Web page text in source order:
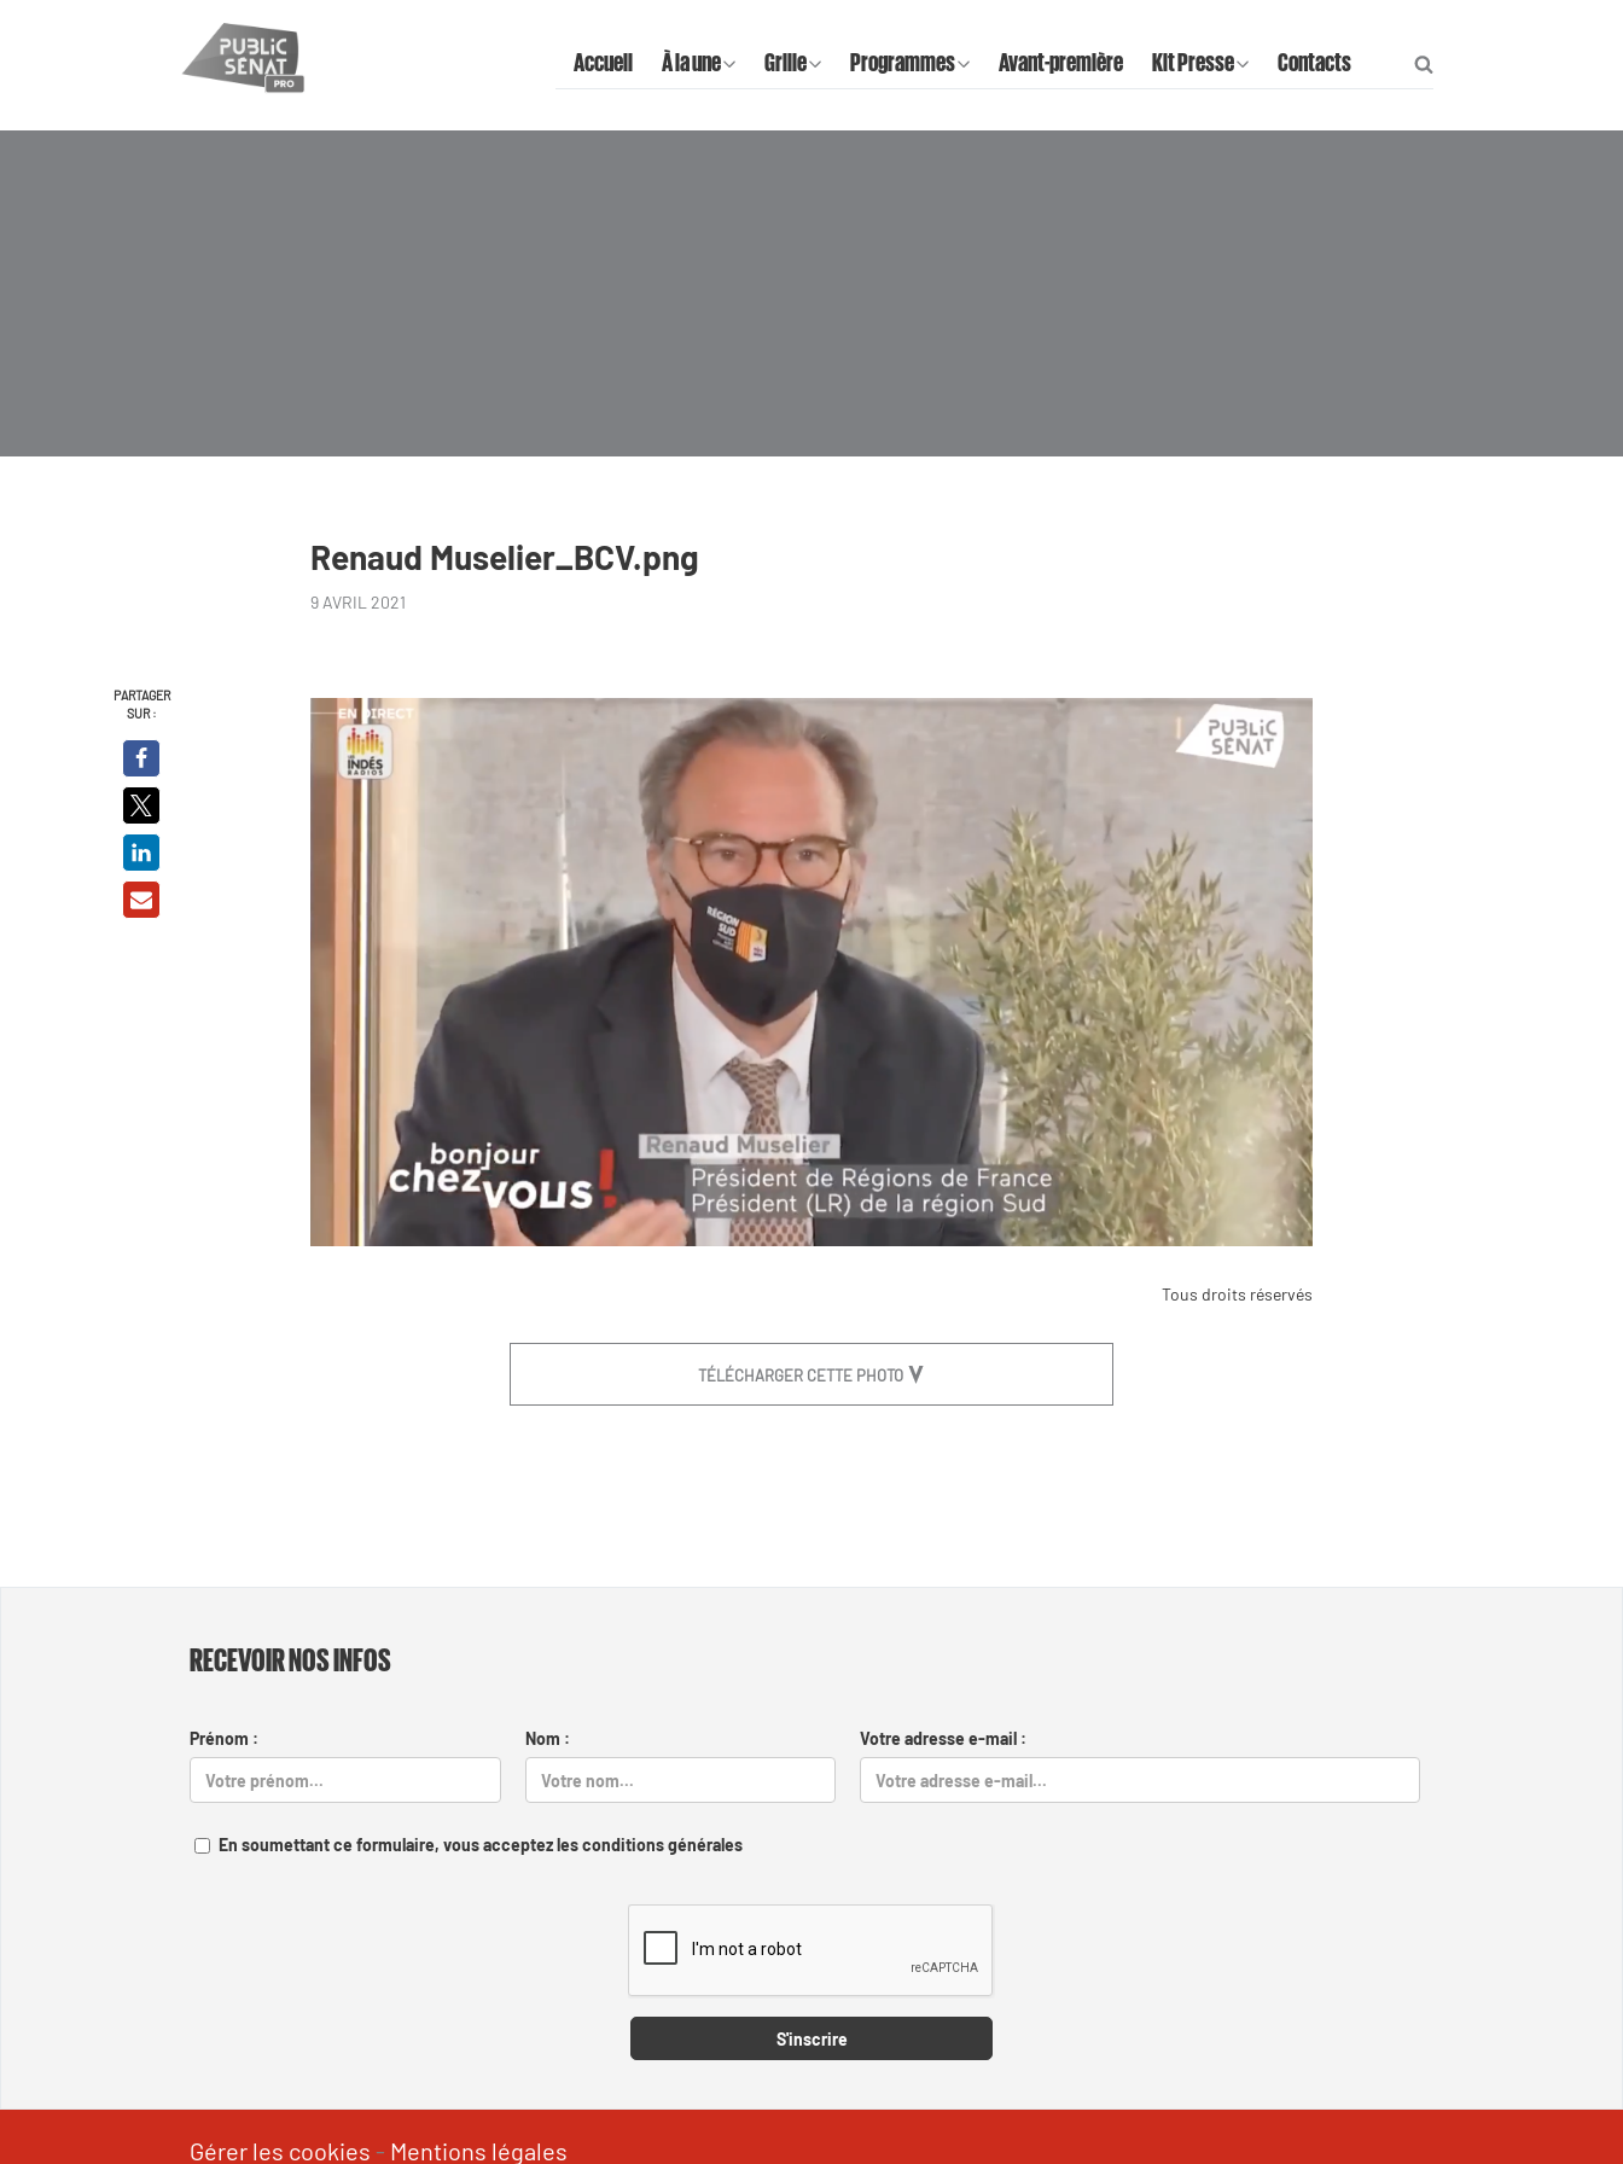
Accueil À la une Grille Programmes Avant-première Kit Presse Contacts
Renaud Muselier_BCV.png
9 AVRIL 2021
PARTAGER
SUR :
Tous droits réservés
TÉLÉCHARGER CETTE PHOTO
RECEVOIR NOS INFOS
Prénom : Nom : Votre adresse e-mail :
En soumettant ce formulaire, vous acceptez les conditions générales
S'inscrire
Gérer les cookies - Mentions légales